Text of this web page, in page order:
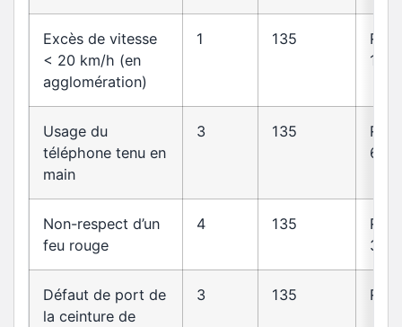
Excès de vitesse
< 20 km/h (en
agglomération)
1 135
14
Usage du
téléphone tenu en
main
3 135
6-1
Non-respect d’un
feu rouge
4 135
30
Défaut de port de
la ceinture de
3 135